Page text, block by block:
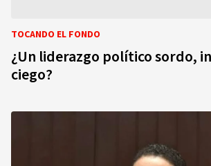
TOCANDO EL FONDO
¿Un liderazgo político sordo,
ciego?